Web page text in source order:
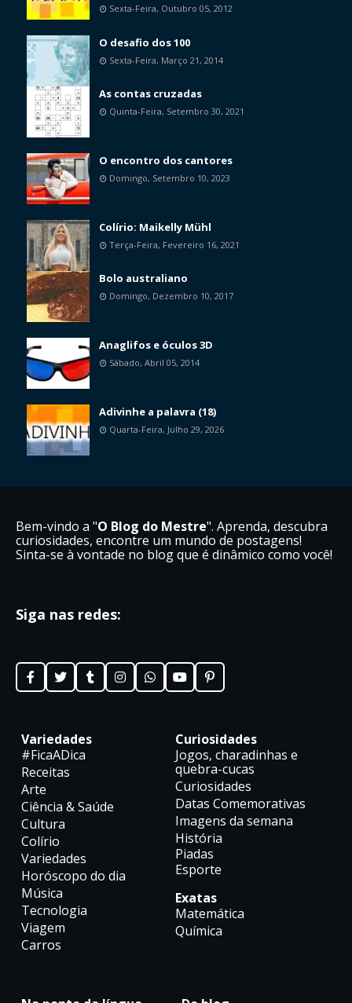
Sexta-Feira, Outubro 05, 2012
O desafio dos 100
Sexta-Feira, Março 21, 2014
As contas cruzadas
Quinta-Feira, Setembro 30, 2021
O encontro dos cantores
Domingo, Setembro 10, 2023
Colírio: Maikelly Mühl
Terça-Feira, Fevereiro 16, 2021
Bolo australiano
Domingo, Dezembro 10, 2017
Anaglifos e óculos 3D
Sábado, Abril 05, 2014
Adivinhe a palavra (18)
Quarta-Feira, Julho 29, 2026
Bem-vindo a "O Blog do Mestre". Aprenda, descubra
curiosidades, encontre um mundo de postagens!
Sinta-se à vontade no blog que é dinâmico como você!
Siga nas redes:
Variedades
#FicaADica
Receitas
Arte
Ciência & Saúde
Cultura
Colírio
Variedades
Horóscopo do dia
Música
Tecnologia
Viagem
Carros
Curiosidades
Jogos, charadinhas e
quebra-cucas
Curiosidades
Datas Comemorativas
Imagens da semana
História
Piadas
Esporte
Exatas
Matemática
Química